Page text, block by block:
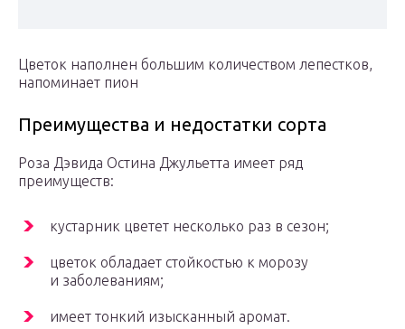
Цветок наполнен большим количеством лепестков,
напоминает пион
Преимущества и недостатки сорта
Роза Дэвида Остина Джульетта имеет ряд
преимуществ:
кустарник цветет несколько раз в сезон;
цветок обладает стойкостью к морозу
и заболеваниям;
имеет тонкий изысканный аромат.